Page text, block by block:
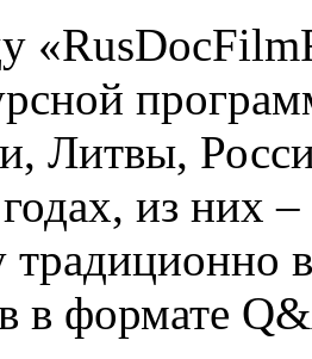
Литвы,
из них
в формате